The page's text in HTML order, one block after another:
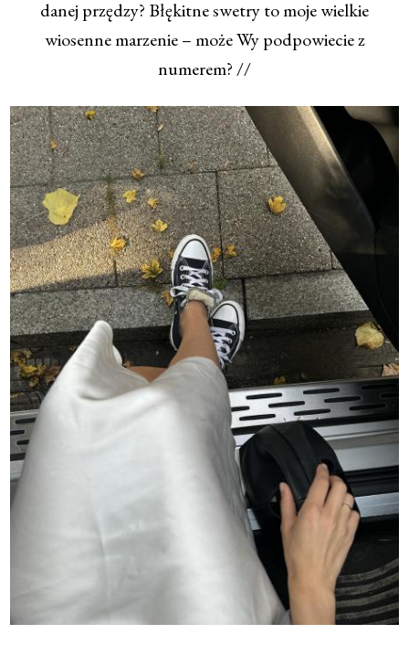
danej przędzy? Błękitne swetry to moje wielkie
wiosenne marzenie – może Wy podpowiecie z
numerem? //